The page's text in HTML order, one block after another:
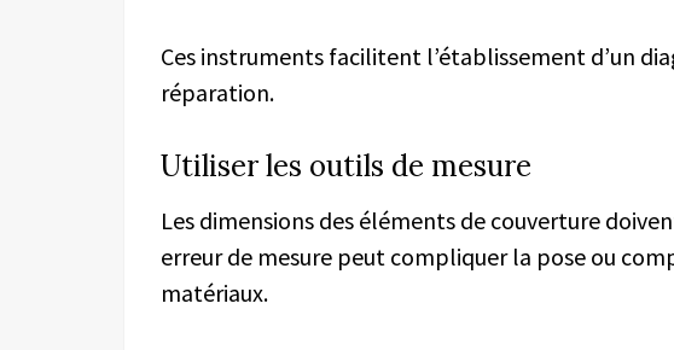
Ces instruments facilitent l’établissement d’un
réparation.
Utiliser les outils de mesure
Les dimensions des éléments de couverture
erreur de mesure peut compliquer la pose ou
matériaux.